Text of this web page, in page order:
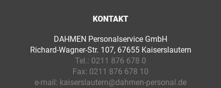
KONTAKT
DAHMEN Personalservice GmbH
Richard-Wagner-Str. 107, 67655 Kaiserslautern
Tel.: 0211 876 678 0
Fax: 0211 876 678 10
e-mail: kaiserslautern@dahmen-personal.de